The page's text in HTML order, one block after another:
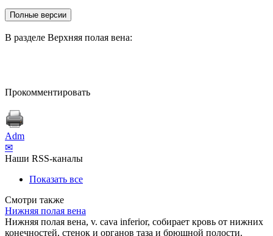
В разделе Верхняя полая вена:
Прокомментировать
Adm
✉
Наши RSS-каналы
Показать все
Смотри также
Нижняя полая вена
Нижняя полая вена, v. cava inferior, собирает кровь от нижних
конечностей, стенок и органов таза и брюшной полости.